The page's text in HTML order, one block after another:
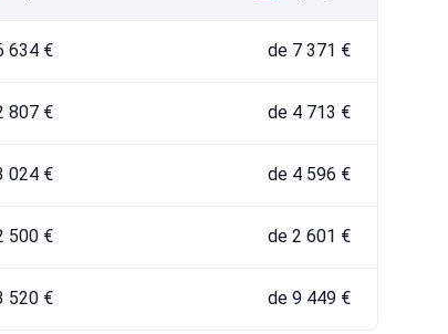
634 € de 7 371 €
807 € de 4 713 €
024 € de 4 596 €
500 € de 2 601 €
520 € de 9 449 €